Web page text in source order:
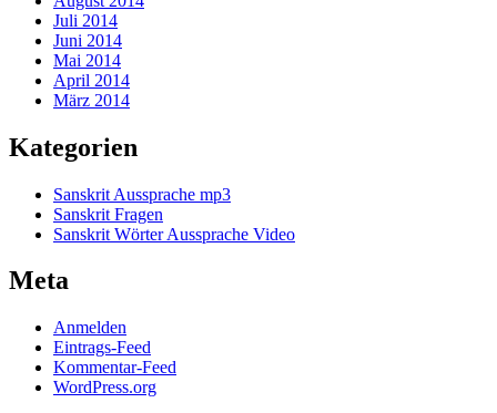
Juli 2014
Juni 2014
Mai 2014
April 2014
März 2014
Kategorien
Sanskrit Aussprache mp3
Sanskrit Fragen
Sanskrit Wörter Aussprache Video
Meta
Anmelden
Eintrags-Feed
Kommentar-Feed
WordPress.org